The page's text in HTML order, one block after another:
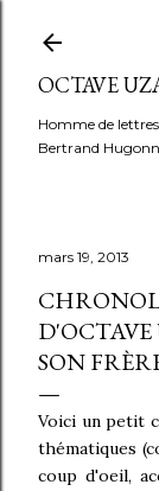
OCTAVE
Homme de
Bertrand
mars 19, 2013
D'OCTAVE
SON
Voici un petit
thématiques
coup d'oeil,